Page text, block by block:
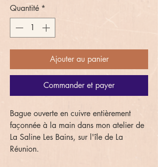
Quantité *
Ajouter au panier
Commander et payer
Bague ouverte en cuivre entièrement
façonnée à la main dans mon atelier de
La Saline Les Bains, sur l'île de La
Réunion.